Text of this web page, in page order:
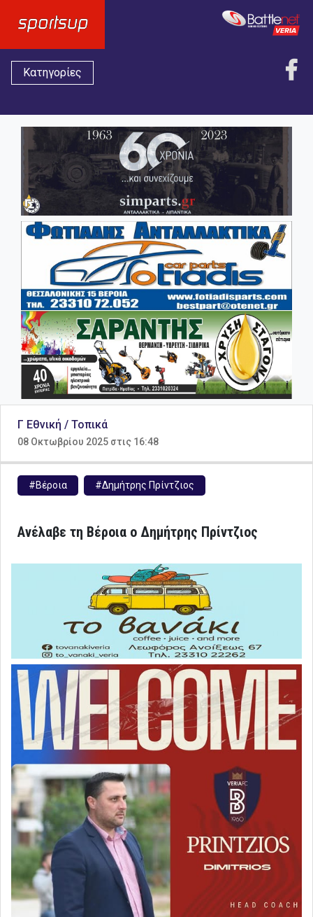
Κατηγορίες
Γ Εθνική / Τοπικά
08 Οκτωβρίου 2025 στις 16:48
#Βέροια #Δημήτρης Πρίντζιος
Ανέλαβε τη Βέροια ο Δημήτρης Πρίντζιος